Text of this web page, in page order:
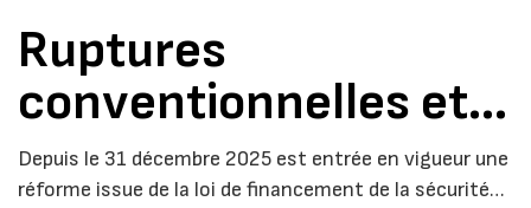
Ruptures
conventionnelles et
mises à la retraite : ce
Depuis le 31 décembre 2025 est entrée en vigueur une
réforme issue de la loi de financement de la sécurité